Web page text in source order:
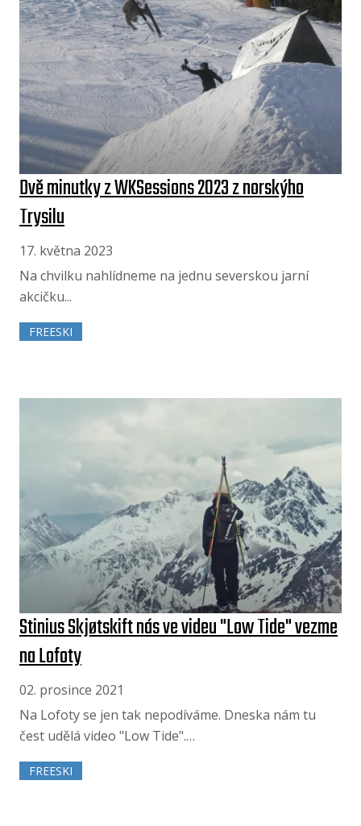
Dvě minutky z WKSessions 2023 z norskýho
Trysilu
17. května 2023
Na chvilku nahlídneme na jednu severskou jarní
akcičku...
FREESKI
Stinius Skjøtskift nás ve videu "Low Tide" vezme
na Lofoty
02. prosince 2021
Na Lofoty se jen tak nepodíváme. Dneska nám tu
čest udělá video "Low Tide".…
FREESKI